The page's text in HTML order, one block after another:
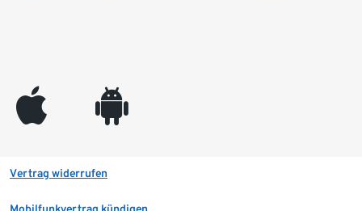
appleinc android
Vertrag widerrufen